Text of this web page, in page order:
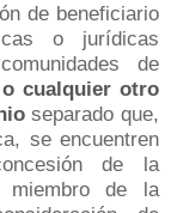
de beneficiario
o jurídicas
de
cualquier otro
separado que,
se encuentren
de la
miembro de la